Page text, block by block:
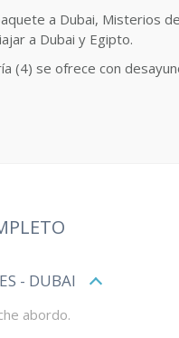
a Dubai, Misterios
a Dubai y Egipto.
(4) se ofrece con
- DUBAI
abordo.